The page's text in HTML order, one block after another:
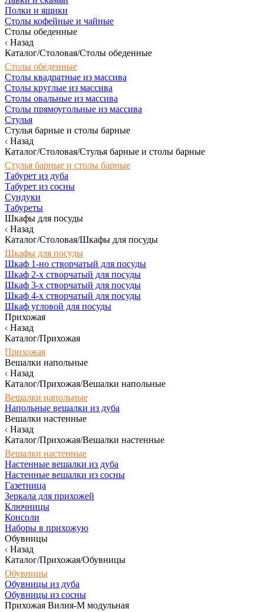
Полки и ящики
Столы кофейные и чайные
Столы обеденные
Назад
Каталог/Столовая/Столы обеденные
Столы обеденные
Столы квадратные из массива
Столы круглые из массива
Столы овальные из массива
Столы прямоугольные из массива
Стулья
Стулья барные и столы барные
Назад
Каталог/Столовая/Стулья барные и столы барные
Стулья барные и столы барные
Табурет из дуба
Табурет из сосны
Сундуки
Табуреты
Шкафы для посуды
Назад
Каталог/Столовая/Шкафы для посуды
Шкафы для посуды
Шкаф 1-но створчатый для посуды
Шкаф 2-х створчатый для посуды
Шкаф 3-х створчатый для посуды
Шкаф 4-х створчатый для посуды
Шкаф угловой для посуды
Прихожая
Назад
Каталог/Прихожая
Прихожая
Вешалки напольные
Назад
Каталог/Прихожая/Вешалки напольные
Вешалки напольные
Напольные вешалки из дуба
Вешалки настенные
Назад
Каталог/Прихожая/Вешалки настенные
Вешалки настенные
Настенные вешалки из дуба
Настенные вешалки из сосны
Газетница
Зеркала для прихожей
Ключницы
Консоли
Наборы в прихожую
Обувницы
Назад
Каталог/Прихожая/Обувницы
Обувницы
Обувницы из дуба
Обувницы из сосны
Прихожая Вилия-М модульная